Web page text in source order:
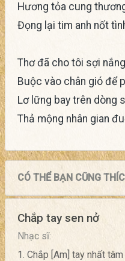
Hương tỏa cung
Đọng lại tim anh nốt
Thơ đã cho tôi sợi nắng
Buộc vào chân gió để
Lơ lững bay trên dòng
Thả mộng nhân gian
CÓ THỂ BẠN CŨNG
Chắp tay sen nở
Nhạc sĩ:
1. Chắp [Am] tay nhất